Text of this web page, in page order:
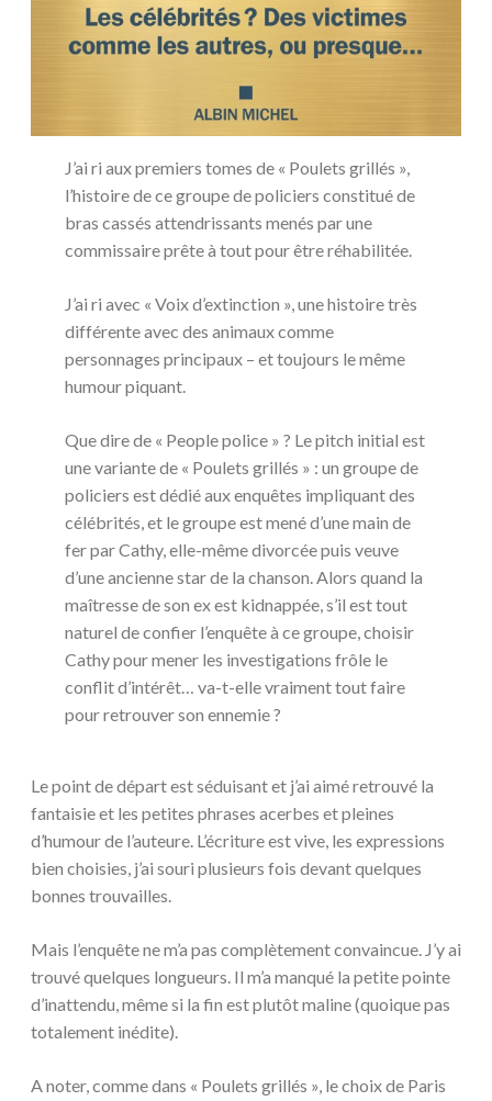
J’ai ri aux premiers tomes de « Poulets grillés »,
l’histoire de ce groupe de policiers constitué de
bras cassés attendrissants menés par une
commissaire prête à tout pour être réhabilitée.
J’ai ri avec « Voix d’extinction », une histoire très
différente avec des animaux comme
personnages principaux – et toujours le même
humour piquant.
Que dire de « People police » ? Le pitch initial est
une variante de « Poulets grillés » : un groupe de
policiers est dédié aux enquêtes impliquant des
célébrités, et le groupe est mené d’une main de
fer par Cathy, elle-même divorcée puis veuve
d’une ancienne star de la chanson. Alors quand la
maîtresse de son ex est kidnappée, s’il est tout
naturel de confier l’enquête à ce groupe, choisir
Cathy pour mener les investigations frôle le
conflit d’intérêt… va-t-elle vraiment tout faire
pour retrouver son ennemie ?
Le point de départ est séduisant et j’ai aimé retrouvé la
fantaisie et les petites phrases acerbes et pleines
d’humour de l’auteure. L’écriture est vive, les expressions
bien choisies, j’ai souri plusieurs fois devant quelques
bonnes trouvailles.
Mais l’enquête ne m’a pas complètement convaincue. J’y ai
trouvé quelques longueurs. Il m’a manqué la petite pointe
d’inattendu, même si la fin est plutôt maline (quoique pas
totalement inédite).
A noter, comme dans « Poulets grillés », le choix de Paris